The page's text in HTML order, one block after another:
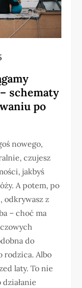
schematy
po
nowego,
czujesz
jakbyś
A potem, po
odkrywasz z
– choć ma
do
rodzica. Albo
laty. To nie